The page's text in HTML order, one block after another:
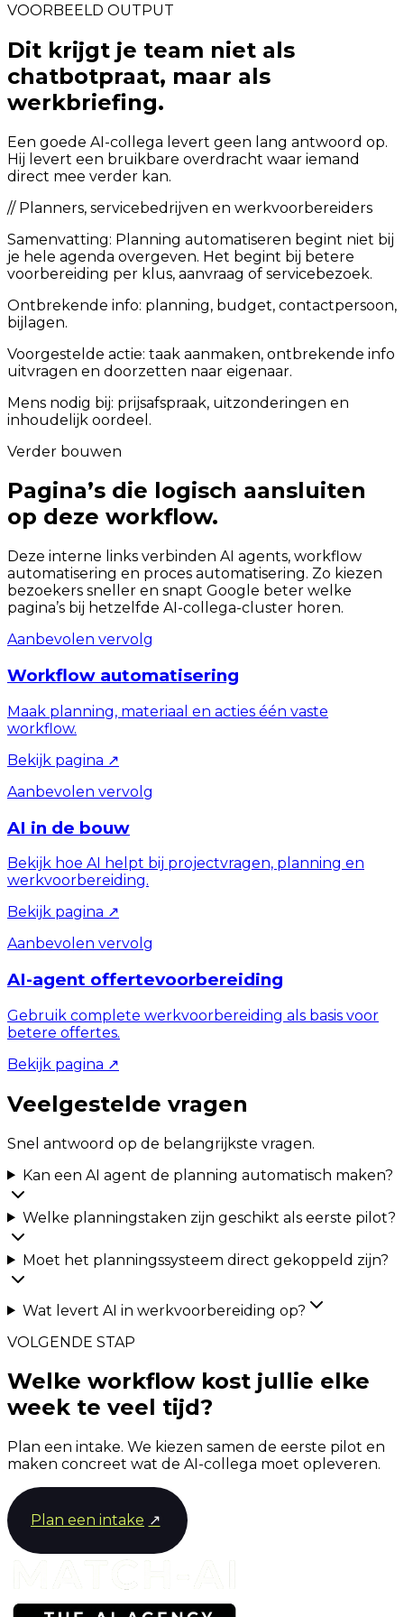
VOORBEELD OUTPUT
Dit krijgt je team niet als
chatbotpraat, maar als
werkbriefing.
Een goede AI-collega levert geen lang antwoord op.
Hij levert een bruikbare overdracht waar iemand
direct mee verder kan.
// Planners, servicebedrijven en werkvoorbereiders
Samenvatting: Planning automatiseren begint niet bij
je hele agenda overgeven. Het begint bij betere
voorbereiding per klus, aanvraag of servicebezoek.
Ontbrekende info: planning, budget, contactpersoon,
bijlagen.
Voorgestelde actie: taak aanmaken, ontbrekende info
uitvragen en doorzetten naar eigenaar.
Mens nodig bij: prijsafspraak, uitzonderingen en
inhoudelijk oordeel.
Verder bouwen
Pagina’s die logisch aansluiten
op deze workflow.
Deze interne links verbinden AI agents, workflow
automatisering en proces automatisering. Zo kiezen
bezoekers sneller en snapt Google beter welke
pagina’s bij hetzelfde AI-collega-cluster horen.
Aanbevolen vervolg
Workflow automatisering
Maak planning, materiaal en acties één vaste
workflow.
Bekijk pagina ↗
Aanbevolen vervolg
AI in de bouw
Bekijk hoe AI helpt bij projectvragen, planning en
werkvoorbereiding.
Bekijk pagina ↗
Aanbevolen vervolg
AI-agent offertevoorbereiding
Gebruik complete werkvoorbereiding als basis voor
betere offertes.
Bekijk pagina ↗
Veelgestelde vragen
Snel antwoord op de belangrijkste vragen.
Kan een AI agent de planning automatisch maken?
Welke planningstaken zijn geschikt als eerste pilot?
Moet het planningssysteem direct gekoppeld zijn?
Wat levert AI in werkvoorbereiding op?
VOLGENDE STAP
Welke workflow kost jullie elke
week te veel tijd?
Plan een intake. We kiezen samen de eerste pilot en
maken concreet wat de AI-collega moet opleveren.
Plan een intake ↗